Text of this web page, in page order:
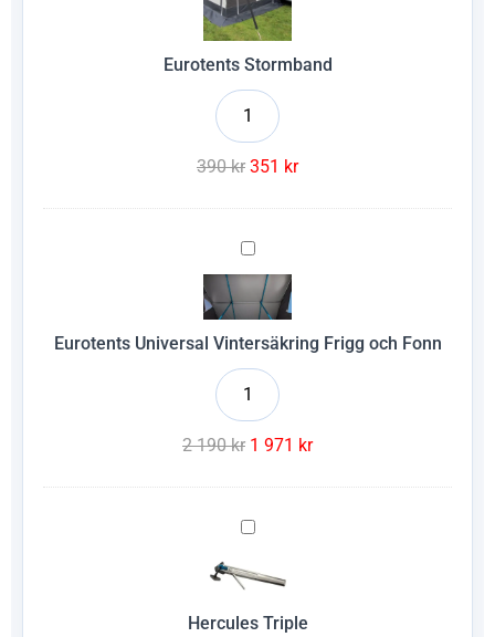
Eurotents Stormband
390kr 351 kr
Eurotents
Universal
Vintersäkring
Frigg
och
Fonn
Eurotents Universal Vintersäkring Frigg och Fonn
2 190kr 1 971 kr
Hercules
Hercules Triple